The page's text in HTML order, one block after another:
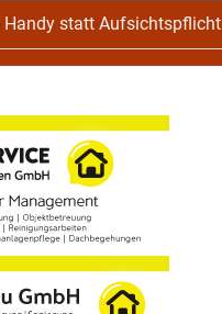
Handy statt Aufsichtspflicht